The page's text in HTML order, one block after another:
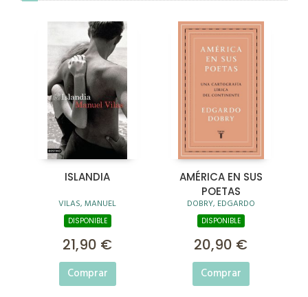
ISLANDIA
VILAS, MANUEL
DISPONIBLE
21,90 €
Comprar
AMÉRICA EN SUS
POETAS
DOBRY, EDGARDO
DISPONIBLE
20,90 €
Comprar